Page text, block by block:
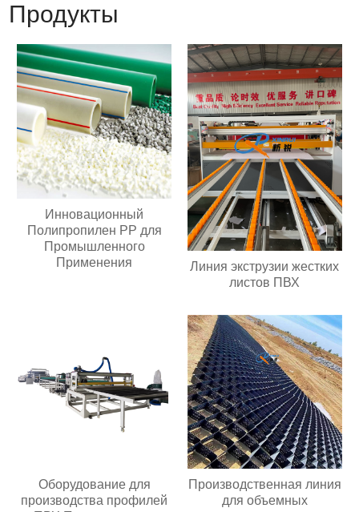
Продукты
Инновационный
Полипропилен PP для
Промышленного
Применения
Линия экструзии жестких
листов ПВХ
Оборудование для
производства профилей
Производственная линия
для объемных